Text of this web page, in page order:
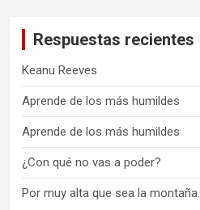
Respuestas recientes
Keanu Reeves
Aprende de los más humildes
Aprende de los más humildes
¿Con qué no vas a poder?
Por muy alta que sea la montaña.